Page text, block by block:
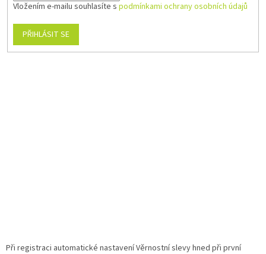
Vložením e-mailu souhlasíte s podmínkami ochrany osobních údajů
PŘIHLÁSIT SE
Při registraci automatické nastavení Věrnostní slevy hned při první